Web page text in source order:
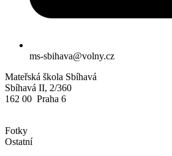
ms-sbihava@volny.cz
Mateřská škola Sbíhavá
Sbíhavá II, 2/360
162 00 Praha 6
Fotky
Ostatní